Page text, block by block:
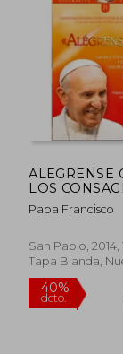
40%
ALEGRENSE
LOS
Papa Francisco
San Pablo, 2014,
Tapa Blanda,